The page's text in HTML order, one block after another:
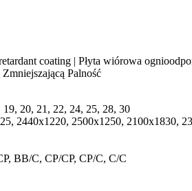
Palność
20, 21, 22, 24, 25, 28, 30
2440х1220, 2500x1250, 2100х1830,
C, CP/CP, CP/C, C/C